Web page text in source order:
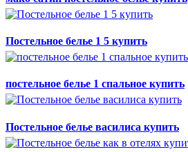
Постельное белье 1 5 купить
постельное белье 1 спальное купить
Постельное белье василиса купить